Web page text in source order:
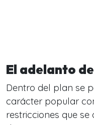
El adelanto
Dentro del plan se
carácter popular
restricciones que